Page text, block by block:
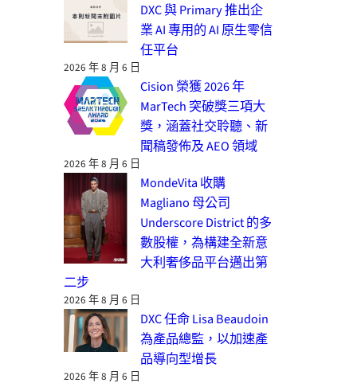
DXC 與 Primary 推出企
業 AI 專用的 AI 原生零信
任平台
2026 年 8 月 6 日
Cision 榮獲 2026 年
MarTech 突破獎三項大
獎，涵蓋社交聆聽、新
聞稿發佈及 AEO 領域
2026 年 8 月 6 日
MondeVita 收購
Magliano 母公司
Underscore District 的多
數股權，為構建全新意
大利奢侈品平台邁出第
二步
2026 年 8 月 6 日
DXC 任命 Lisa Beaudoin
為產品總監，以加速產
品導向型增長
2026 年 8 月 6 日